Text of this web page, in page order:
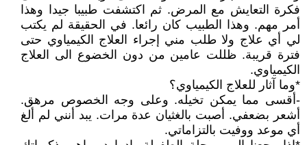
فكرة التعايش مع المرض. ثم اكتشفت طبيبا جيدا وهذا
أمر مهم. وهذا الطبيب كان رائعا. في الحقيقة لم يكتب
لي أي علاج ولا طلب مني إجراء العلاج الكيمياوي حتى
فترة قريبة. ظللت عامين من دون الخضوع الى العلاج
الكيمياوي.
*وما آثار للعلاج الكيمياوي؟
-أقسى مما يمكن تخيله. وعلى وجه الخصوص مرهق.
أشعر بضعفي. أصبت بالغثيان عدة مرات. يبد أنني لم ألغ
أي موعد ووفيت بالتزاماتي.